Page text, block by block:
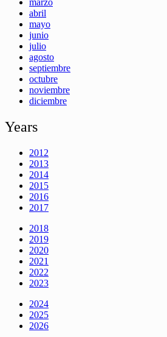
abril
mayo
junio
julio
agosto
septiembre
octubre
noviembre
diciembre
Years
2012
2013
2014
2015
2016
2017
2018
2019
2020
2021
2022
2023
2024
2025
2026